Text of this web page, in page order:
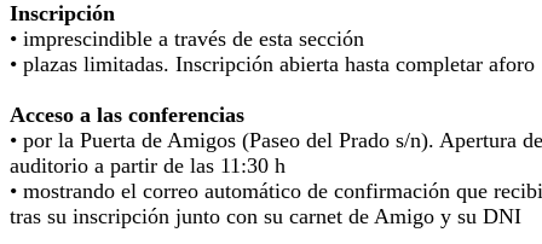
Inscripción
• imprescindible a través de esta sección
• plazas limitadas. Inscripción abierta hasta completar aforo
Acceso a las conferencias
• por la Puerta de Amigos (Paseo del Prado s/n). Apertura
auditorio a partir de las 11:30 h
• mostrando el correo automático de confirmación que
tras su inscripción junto con su carnet de Amigo y su DNI